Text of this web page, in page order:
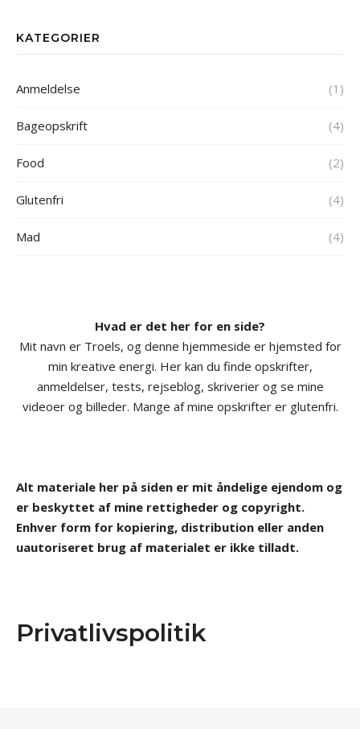
KATEGORIER
Anmeldelse (1)
Bageopskrift (4)
Food (2)
Glutenfri (4)
Mad (4)
Hvad er det her for en side?
Mit navn er Troels, og denne hjemmeside er hjemsted for
min kreative energi. Her kan du finde opskrifter,
anmeldelser, tests, rejseblog, skriverier og se mine
videoer og billeder. Mange af mine opskrifter er glutenfri.
Alt materiale her på siden er mit åndelige ejendom og
er beskyttet af mine rettigheder og copyright.
Enhver form for kopiering, distribution eller anden
uautoriseret brug af materialet er ikke tilladt.
Privatlivspolitik